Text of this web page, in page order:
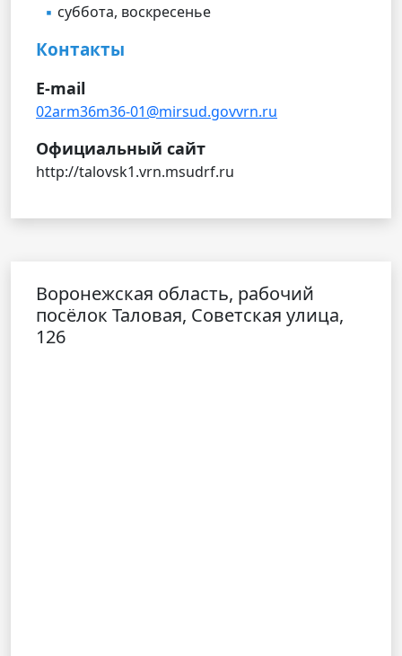
суббота, воскресенье
Контакты
E-mail
02arm36m36-01@mirsud.govvrn.ru
Официальный сайт
http://talovsk1.vrn.msudrf.ru
Воронежская область, рабочий
посёлок Таловая, Советская улица,
126